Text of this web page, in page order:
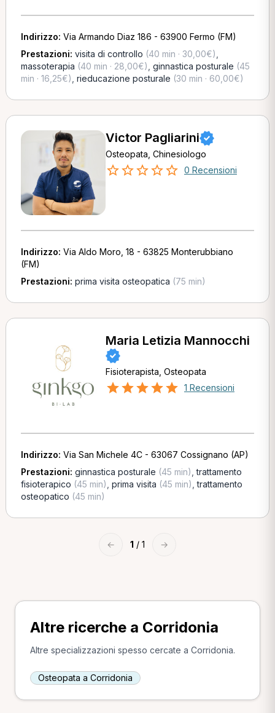
Indirizzo: Via Armando Diaz 186 - 63900 Fermo (FM)
Prestazioni: visita di controllo (40 min · 30,00€)
massoterapia (40 min · 28,00€) ginnastica posturale (45
min · 16,25€) rieducazione posturale (30 min · 60,00€)
Victor Pagliarini
Osteopata, Chinesiologo
0 Recensioni
Indirizzo: Via Aldo Moro, 18 - 63825 Monterubbiano
(FM)
Prestazioni: prima visita osteopatica (75 min)
Maria Letizia Mannocchi
Fisioterapista, Osteopata
1 Recensioni
Indirizzo: Via San Michele 4C - 63067 Cossignano (AP)
Prestazioni: ginnastica posturale (45 min) ,trattamento
fisioterapico (45 min) prima visita (45 min) ,trattamento
osteopatico (45 min)
← 1 / 1 →
Altre ricerche a Corridonia
Altre specializzazioni spesso cercate a Corridonia.
Osteopata a Corridonia